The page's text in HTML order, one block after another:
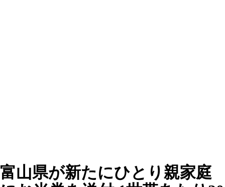
富山県が新たにひとり親家庭